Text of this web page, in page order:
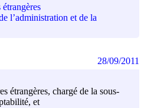
l’administration et de la
étrangères, chargé de la sous-
et
28/09/2011